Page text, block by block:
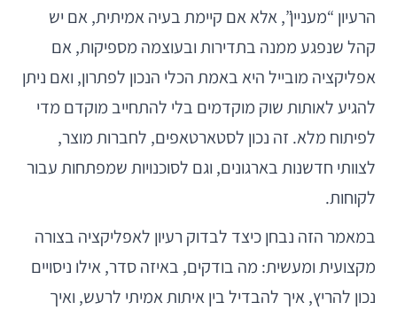
הרעיון “מעניין”, אלא אם קיימת בעיה אמיתית, אם יש
קהל שנפגע ממנה בתדירות ובעוצמה מספיקות, אם
אפליקציה מובייל היא באמת הכלי הנכון לפתרון, ואם ניתן
להגיע לאותות שוק מוקדמים בלי להתחייב מוקדם מדי
לפיתוח מלא. זה נכון לסטארטאפים, לחברות מוצר,
לצוותי חדשנות בארגונים, וגם לסוכנויות שמפתחות עבור
לקוחות.
במאמר הזה נבחן כיצד לבדוק רעיון לאפליקציה בצורה
מקצועית ומעשית: מה בודקים, באיזה סדר, אילו ניסויים
נכון להריץ, איך להבדיל בין איתות אמיתי לרעש, ואיך